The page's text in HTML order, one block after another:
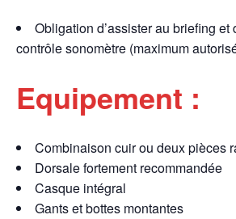
Obligation d’assister au briefing et
contrôle sonomètre (maximum
Equipement :
Combinaison cuir ou deux pièces
Dorsale fortement recommandée
Casque intégral
Gants et bottes montantes